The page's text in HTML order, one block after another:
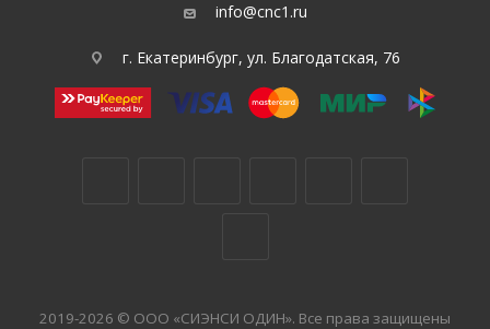
info@cnc1.ru
г. Екатеринбург, ул. Благодатская, 76
2019-2026 © ООО «СИЭНСИ ОДИН». Все права защищены